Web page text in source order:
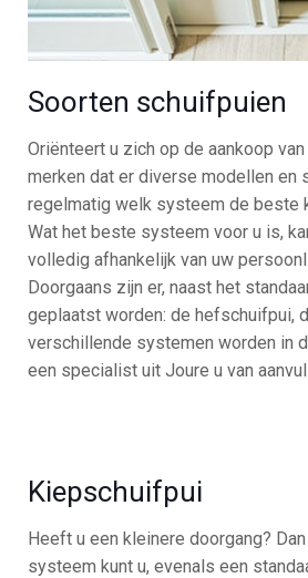
Soorten schuifpuien
Oriënteert u zich op de aankoop
merken dat er diverse modellen en
regelmatig welk systeem de beste
Wat het beste systeem voor u is,
volledig afhankelijk van uw
Doorgaans zijn er, naast het
geplaatst worden: de hefschuifpui,
verschillende systemen worden in
een specialist uit Joure u van
Kiepschuifpui
Heeft u een kleinere doorgang?
systeem kunt u, evenals een